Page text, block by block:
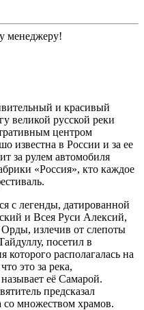
менеджеру!
и красивый
великой русской реки
центром
известна в России и за ее
за рулем автомобиля
«Россия», кто каждое
с легенды, датированной
и Всея Руси Алексий,
излечив от слепоты
посетил в
располагалась на
это за река,
её Самарой.
предсказал
со множеством храмов.